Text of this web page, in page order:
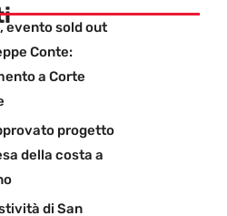
evento sold out
Conte:
a Corte
progetto
della costa a
di San